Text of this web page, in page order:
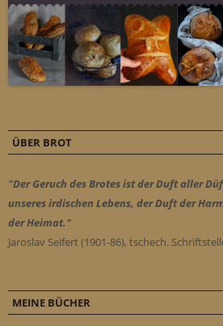
ÜBER BROT
"Der Geruch des Brotes ist der Duft aller
unseres irdischen Lebens, der Duft der
der Heimat."
Jaroslav Seifert (1901-86), tschech.
MEINE BÜCHER